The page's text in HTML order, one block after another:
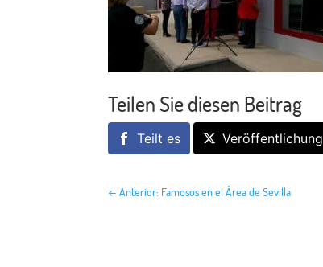
Teilen Sie diesen Beitrag
Teilt es Veröffentlichung
←Anterior: Famosos en el Área de Sevilla